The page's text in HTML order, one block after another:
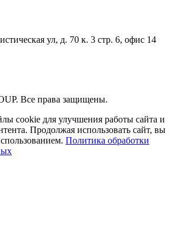
ул, д. 70 к. 3 стр. 6, офис 14
Все права защищены.
cookie для улучшения работы сайта и
Продолжая использовать сайт, вы
Политика обработки